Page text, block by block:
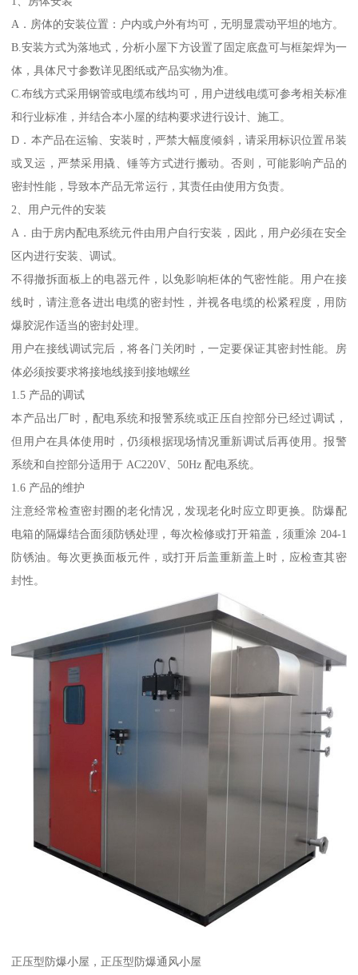
A．房体的安装位置：户内或户外有均可，无明显震动平坦的地方。
B.安装方式为落地式，分析小屋下方设置了固定底盘可与框架焊为一
体，具体尺寸参数详见图纸或产品实物为准。
C.布线方式采用钢管或电缆布线均可，用户进线电缆可参考相关标准
和行业标准，并结合本小屋的结构要求进行设计、施工。
D．本产品在运输、安装时，严禁大幅度倾斜，请采用标识位置吊装
或叉运，严禁采用撬、锤等方式进行搬动。否则，可能影响产品的
密封性能，导致本产品无常运行，其责任由使用方负责。
2、用户元件的安装
A．由于房内配电系统元件由用户自行安装，因此，用户必须在安全
区内进行安装、调试。
不得撤拆面板上的电器元件，以免影响柜体的气密性能。用户在接
线时，请注意各进出电缆的密封性，并视各电缆的松紧程度，用防
爆胶泥作适当的密封处理。
用户在接线调试完后，将各门关闭时，一定要保证其密封性能。房
体必须按要求将接地线接到接地螺丝
1.5 产品的调试
本产品出厂时，配电系统和报警系统或正压自控部分已经过调试，
但用户在具体使用时，仍须根据现场情况重新调试后再使用。报警
系统和自控部分适用于 AC220V、50Hz 配电系统。
1.6 产品的维护
注意经常检查密封圈的老化情况，发现老化时应立即更换。防爆配
电箱的隔爆结合面须防锈处理，每次检修或打开箱盖，须重涂 204-1
防锈油。每次更换面板元件，或打开后盖重新盖上时，应检查其密
封性。
正压型防爆小屋，正压型防爆通风小屋